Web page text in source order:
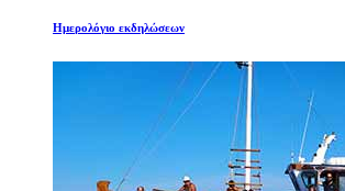
Ημερολόγιο εκδηλώσεων